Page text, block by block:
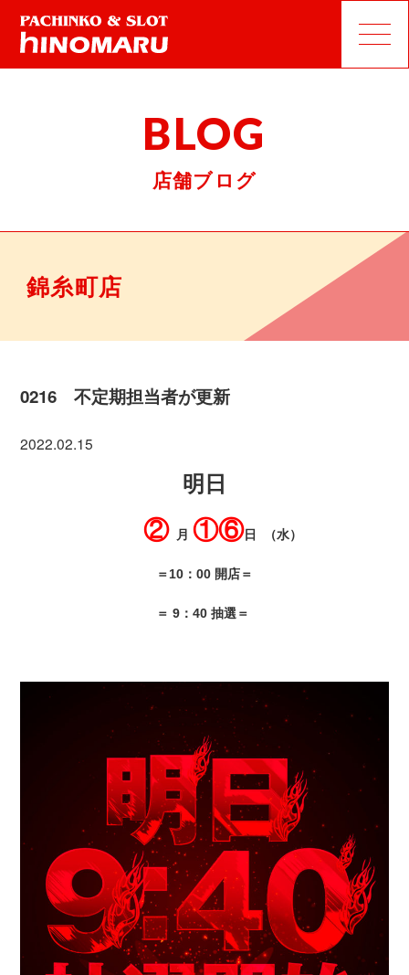
BLOG
店舗ブログ
錦糸町店
0216 不定期担当者が更新
2022.02.15
明日
② 月 ①⑥日 （水）
＝10：00 開店＝
＝ 9：40 抽選＝